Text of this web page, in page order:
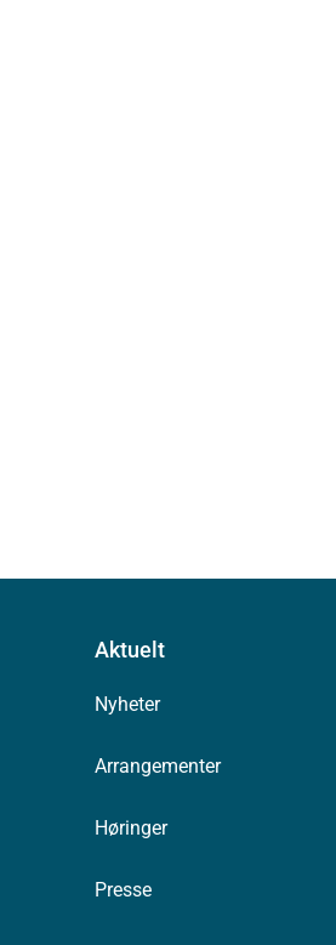
Aktuelt
Nyheter
Arrangementer
Høringer
Presse